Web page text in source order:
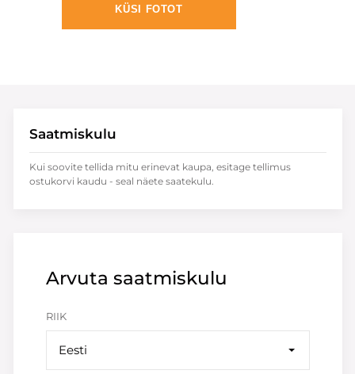
KÜSI FOTOT
Arvuta saatmiskulu
RIIK
Eesti
Saatmiskulu
Kui soovite tellida mitu erinevat kaupa, esitage tellimus
ostukorvi kaudu - seal näete saatekulu.